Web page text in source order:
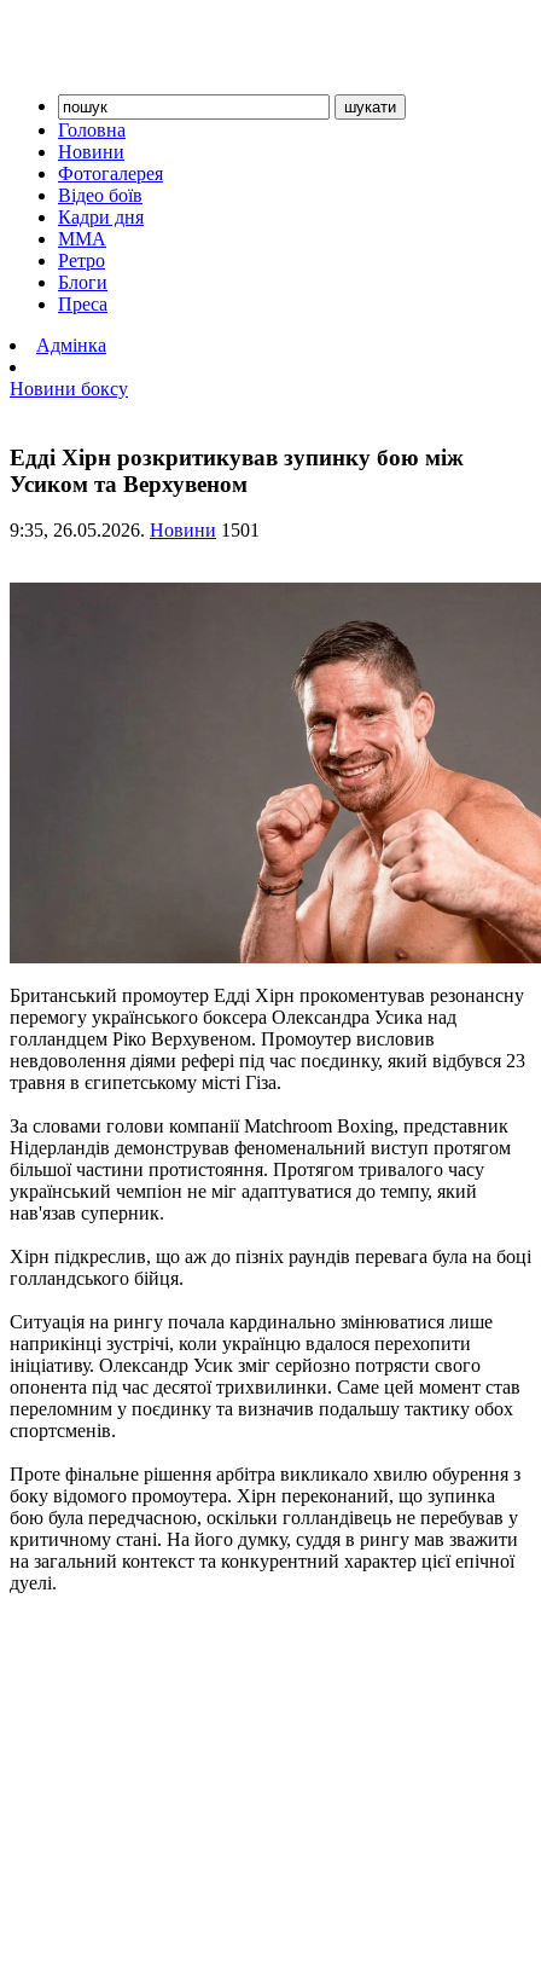
Головна
Новини
Фотогалерея
Відео боїв
Кадри дня
ММА
Ретро
Блоги
Преса
Адмінка
Новини боксу
Едді Хірн розкритикував зупинку бою між
Усиком та Верхувеном
9:35, 26.05.2026. Новини 1501
Британський промоутер Едді Хірн прокоментував резонансну
перемогу українського боксера Олександра Усика над
голландцем Ріко Верхувеном. Промоутер висловив
невдоволення діями рефері під час поєдинку, який відбувся 23
травня в єгипетському місті Гіза.
За словами голови компанії Matchroom Boxing, представник
Нідерландів демонстрував феноменальний виступ протягом
більшої частини протистояння. Протягом тривалого часу
український чемпіон не міг адаптуватися до темпу, який
нав'язав суперник.
Хірн підкреслив, що аж до пізніх раундів перевага була на боці
голландського бійця.
Ситуація на рингу почала кардинально змінюватися лише
наприкінці зустрічі, коли українцю вдалося перехопити
ініціативу. Олександр Усик зміг серйозно потрясти свого
опонента під час десятої трихвилинки. Саме цей момент став
переломним у поєдинку та визначив подальшу тактику обох
спортсменів.
Проте фінальне рішення арбітра викликало хвилю обурення з
боку відомого промоутера. Хірн переконаний, що зупинка
бою була передчасною, оскільки голландівець не перебував у
критичному стані. На його думку, суддя в рингу мав зважити
на загальний контекст та конкурентний характер цієї епічної
дуелі.